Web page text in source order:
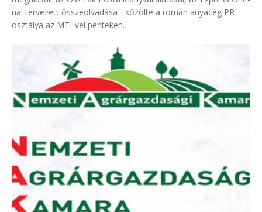
nal tervezett összeolvadása - közölte a román anyacég PR
osztálya az MTI-vel pénteken.